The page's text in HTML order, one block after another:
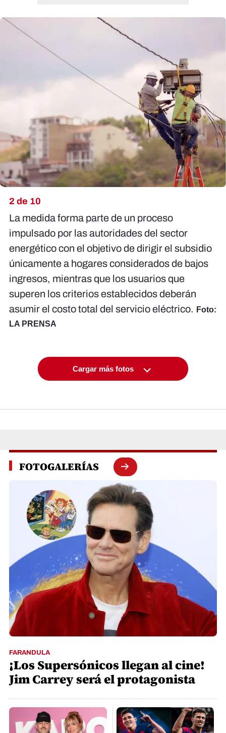
2 de 10
La medida forma parte de un proceso
impulsado por las autoridades del sector
energético con el objetivo de dirigir el subsidio
únicamente a hogares considerados de bajos
ingresos, mientras que los usuarios que
superen los criterios establecidos deberán
asumir el costo total del servicio eléctrico. Foto:
LA PRENSA
Cargar más fotos
FOTOGALERÍAS
FARANDULA
¡Los Supersónicos llegan al cine!
Jim Carrey será el protagonista